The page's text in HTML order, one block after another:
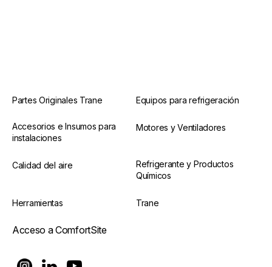
Partes Originales Trane Equipos para refrigeración
Accesorios e Insumos para
instalaciones
Motores y Ventiladores
Calidad del aire
Refrigerante y Productos
Químicos
Herramientas Trane
Acceso a ComfortSite